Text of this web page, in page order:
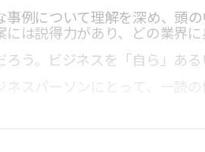
例について理解を深め、頭
は説得力があり、どの業界
う。ビジネスを「自ら」ある
ネスパーソンにとって、一読